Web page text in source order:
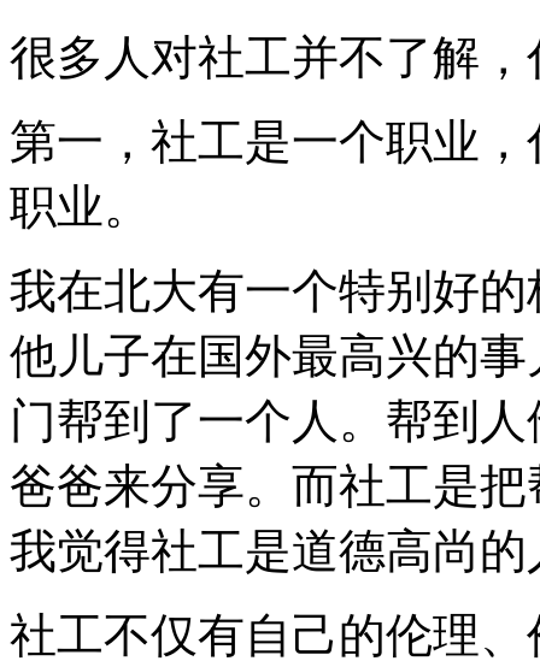
很多人对社工并不了解
第一，社工是一个职业
职业。
我在北大有一个特别好
他儿子在国外最高兴的
门帮到了一个人。帮到
爸爸来分享。而社工是
我觉得社工是道德高尚的
社工不仅有自己的伦理